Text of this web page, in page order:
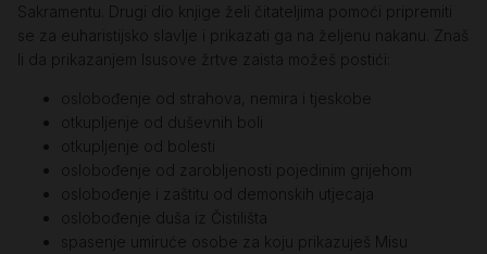
Sakramentu. Drugi dio knjige želi čitateljima pomoći pripremiti
se za euharistijsko slavlje i prikazati ga na željenu nakanu. Znaš
li da prikazanjem Isusove žrtve zaista možeš postići:
oslobođenje od strahova, nemira i tjeskobe
otkupljenje od duševnih boli
otkupljenje od bolesti
oslobođenje od zarobljenosti pojedinim grijehom
oslobođenje i zaštitu od demonskih utjecaja
oslobođenje duša iz Čistilišta
spasenje umiruće osobe za koju prikazuješ Misu